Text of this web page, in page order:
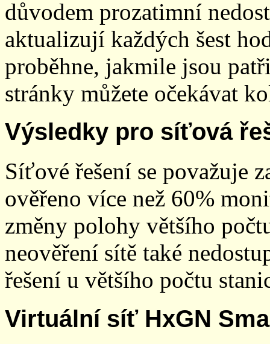
důvodem prozatimní
aktualizují každých šest
proběhne, jakmile jsou
stránky můžete očekávat
Výsledky pro síťová
Síťové řešení se považuje
ověřeno více než 60%
změny polohy většího
neověření sítě také
řešení u většího počtu
Virtuální síť HxGN